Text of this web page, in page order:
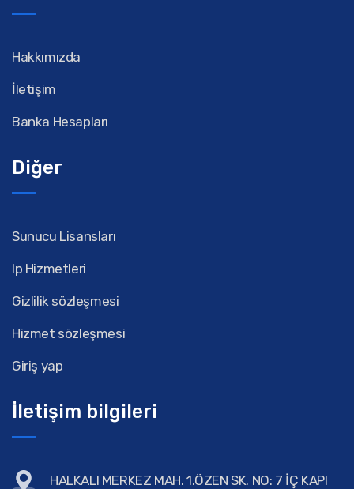
Hakkımızda
İletişim
Banka Hesapları
Diğer
Sunucu Lisansları
Ip Hizmetleri
Gizlilik sözleşmesi
Hizmet sözleşmesi
Giriş yap
İletişim bilgileri
HALKALI MERKEZ MAH. 1.ÖZEN SK. NO: 7 İÇ KAPI